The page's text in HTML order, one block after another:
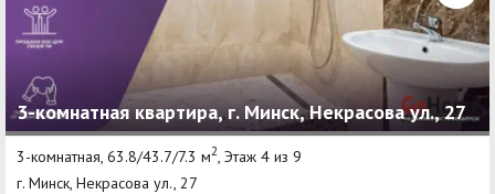
3-комнатная квартира, г. Минск, Некрасова ул., 27
3-комнатная, 63.8/43.7/7.3 м2 , Этаж 4 из 9
г. Минск, Некрасова ул., 27